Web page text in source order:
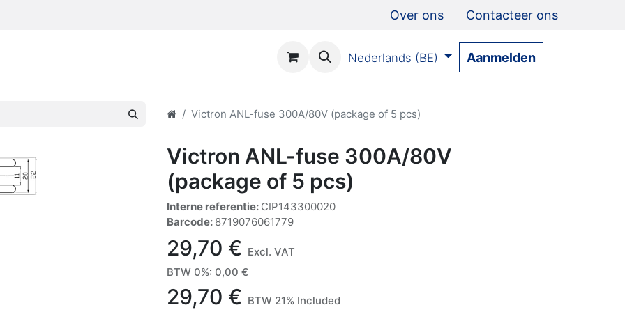
Over ons Contacteer ons
Nederlands (BE) Aanmelden
Victron ANL-fuse 300A/80V (package of 5 pcs)
Victron ANL-fuse 300A/80V
(package of 5 pcs)
Interne referentie: CIP143300020
Barcode: 8719076061779
29,70 € Excl. VAT
BTW 0%: 0,00 €
29,70 € BTW 21% Included